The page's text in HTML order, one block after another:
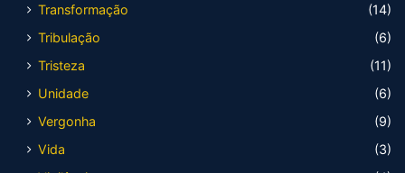
Transformação
(14)
Tribulação
(6)
Tristeza
(11)
Unidade
(6)
Vergonha
(9)
Vida
(3)